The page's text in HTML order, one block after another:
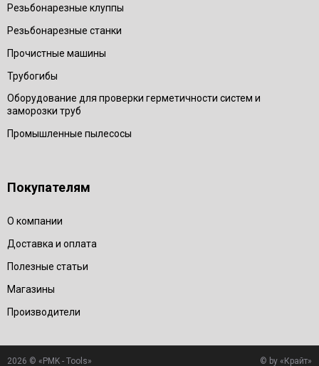
Резьбонарезные клуппы
Резьбонарезные станки
Прочистные машины
Трубогибы
Оборудование для проверки герметичности систем и
заморозки труб
Промышленные пылесосы
Покупателям
О компании
Доставка и оплата
Полезные статьи
Магазины
Производители
2026 © «PMK - Tools» © by «Крайт»